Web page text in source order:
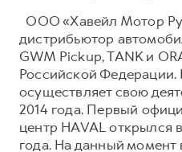
ООО «Хавейл Мотор
дистрибьютор
GWM Pickup, TANK и
Российской Федерации.
осуществляет свою
2014 года. Первый
центр HAVAL открылся
года. На данный момент